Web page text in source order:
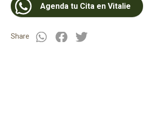
Agenda tu Cita en Vitalie
Share